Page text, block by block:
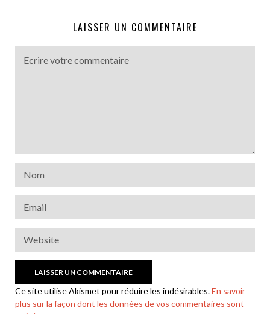
LAISSER UN COMMENTAIRE
Ce site utilise Akismet pour réduire les indésirables.En savoir
plus sur la façon dont les données de vos commentaires sont